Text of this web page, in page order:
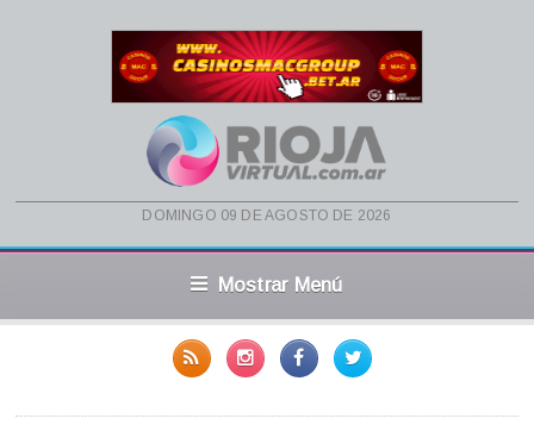
domingo 09 de agosto de 2026
Mostrar Menú